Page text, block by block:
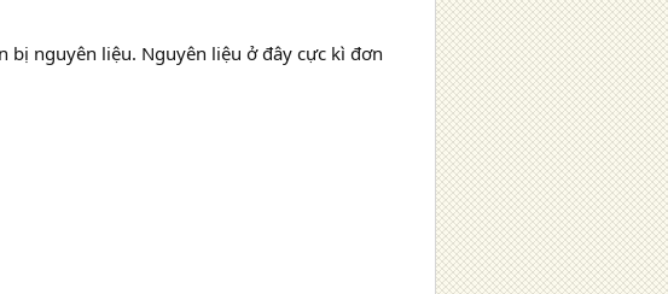
bị nguyên liệu. Nguyên liệu ở đây cực kì đơn